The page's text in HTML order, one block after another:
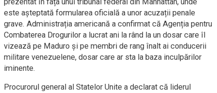
este așteptată formularea oficială a unor acuzații penale
grave. Administrația americană a confirmat că Agenția pentru
Combaterea Drogurilor a lucrat ani la rând la un dosar care îl
vizează pe Maduro și pe membri de rang înalt ai conducerii
militare venezuelene, dosar care ar sta la baza inculpărilor
iminente.
Procurorul general al Statelor Unite a declarat că liderul